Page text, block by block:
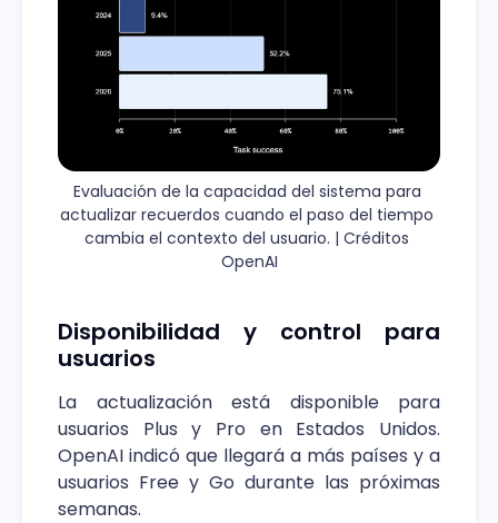
Evaluación de la capacidad del sistema para
actualizar recuerdos cuando el paso del tiempo
cambia el contexto del usuario. | Créditos
OpenAI
Disponibilidad y control para
usuarios
La actualización está disponible para
usuarios Plus y Pro en Estados Unidos.
OpenAI indicó que llegará a más países y a
usuarios Free y Go durante las próximas
semanas.